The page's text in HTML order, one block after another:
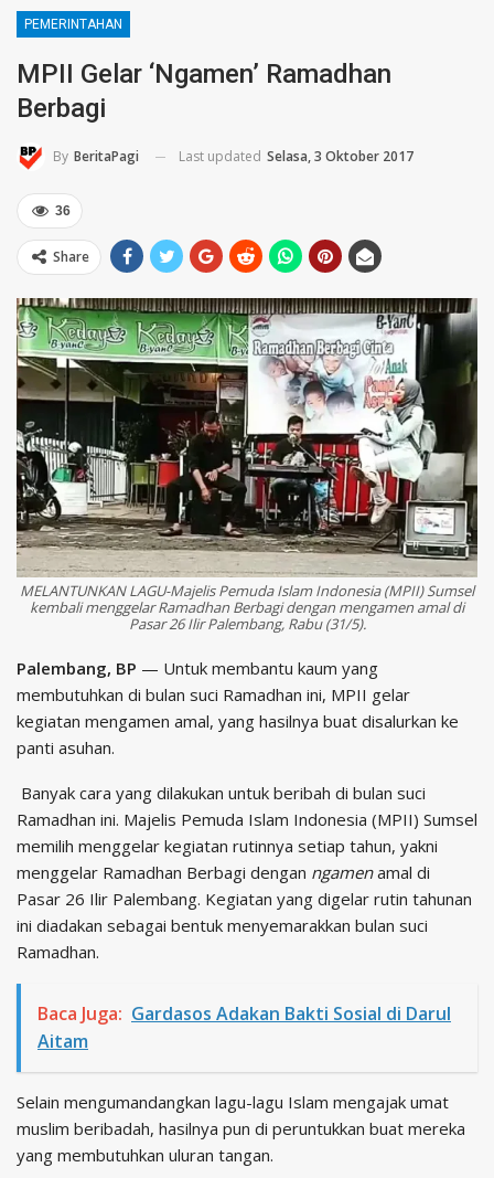
PEMERINTAHAN
MPII Gelar ‘Ngamen’ Ramadhan
Berbagi
By BeritaPagi Last updated Selasa, 3 Oktober 2017
36
Share
MELANTUNKAN LAGU-Majelis Pemuda Islam Indonesia (MPII) Sumsel
kembali menggelar Ramadhan Berbagi dengan mengamen amal di
Pasar 26 Ilir Palembang, Rabu (31/5).
Palembang, BP — Untuk membantu kaum yang
membutuhkan di bulan suci Ramadhan ini, MPII gelar
kegiatan mengamen amal, yang hasilnya buat disalurkan ke
panti asuhan.
Banyak cara yang dilakukan untuk beribah di bulan suci
Ramadhan ini. Majelis Pemuda Islam Indonesia (MPII) Sumsel
memilih menggelar kegiatan rutinnya setiap tahun, yakni
menggelar Ramadhan Berbagi dengan ngamenamal di
Pasar 26 Ilir Palembang. Kegiatan yang digelar rutin tahunan
ini diadakan sebagai bentuk menyemarakkan bulan suci
Ramadhan.
Baca Juga: Gardasos Adakan Bakti Sosial di Darul
Aitam
Selain mengumandangkan lagu-lagu Islam mengajak umat
muslim beribadah, hasilnya pun di peruntukkan buat mereka
yang membutuhkan uluran tangan.